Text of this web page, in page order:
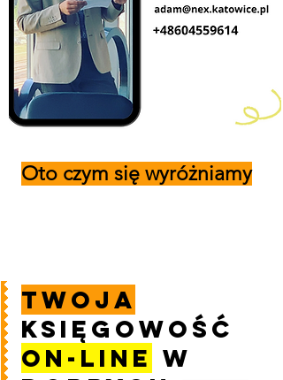
Oto czym się wyróżniamy
Twoja
księgowość
on-line w